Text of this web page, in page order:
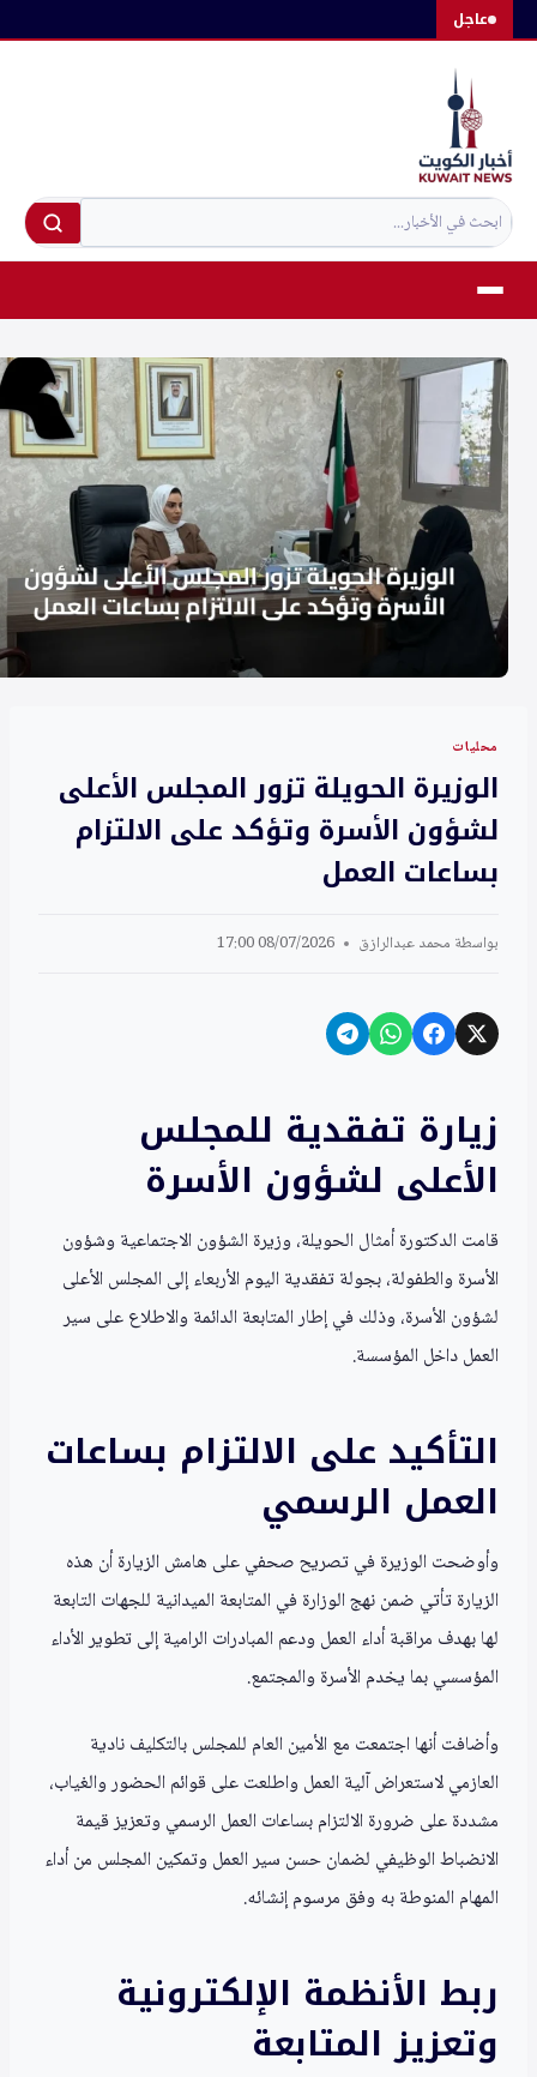
عاجلالتجاوز
محليات
الوزيرة الحويلة تزور المجلس الأعلى
لشؤون الأسرة وتؤكد على الالتزام
بساعات العمل
بواسطة محمد عبدالرازق 08/07/2026 17:00
زيارة تفقدية للمجلس
الأعلى لشؤون الأسرة
قامت الدكتورة أمثال الحويلة، وزيرة الشؤون الاجتماعية وشؤون
الأسرة والطفولة، بجولة تفقدية اليوم الأربعاء إلى المجلس الأعلى
لشؤون الأسرة، وذلك في إطار المتابعة الدائمة والاطلاع على سير
العمل داخل المؤسسة.
التأكيد على الالتزام بساعات
العمل الرسمي
وأوضحت الوزيرة في تصريح صحفي على هامش الزيارة أن هذه
الزيارة تأتي ضمن نهج الوزارة في المتابعة الميدانية للجهات التابعة
لها بهدف مراقبة أداء العمل ودعم المبادرات الرامية إلى تطوير الأداء
المؤسسي بما يخدم الأسرة والمجتمع.
وأضافت أنها اجتمعت مع الأمين العام للمجلس بالتكليف نادية
العازمي لاستعراض آلية العمل واطلعت على قوائم الحضور والغياب،
مشددة على ضرورة الالتزام بساعات العمل الرسمي وتعزيز قيمة
الانضباط الوظيفي لضمان حسن سير العمل وتمكين المجلس من أداء
المهام المنوطة به وفق مرسوم إنشائه.
ربط الأنظمة الإلكترونية
وتعزيز المتابعة